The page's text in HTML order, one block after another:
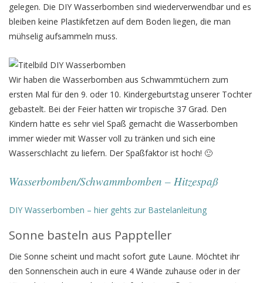
gelegen. Die DIY Wasserbomben sind wiederverwendbar und es
bleiben keine Plastikfetzen auf dem Boden liegen, die man
mühselig aufsammeln muss.
Wir haben die Wasserbomben aus Schwammtüchern zum
ersten Mal für den 9. oder 10. Kindergeburtstag unserer Tochter
gebastelt. Bei der Feier hatten wir tropische 37 Grad. Den
Kindern hatte es sehr viel Spaß gemacht die Wasserbomben
immer wieder mit Wasser voll zu tränken und sich eine
Wasserschlacht zu liefern. Der Spaßfaktor ist hoch! 🙂
Wasserbomben/Schwammbomben – Hitzespaß
DIY Wasserbomben – hier gehts zur Bastelanleitung
Sonne basteln aus Pappteller
Die Sonne scheint und macht sofort gute Laune. Möchtet ihr
den Sonnenschein auch in eure 4 Wände zuhause oder in der